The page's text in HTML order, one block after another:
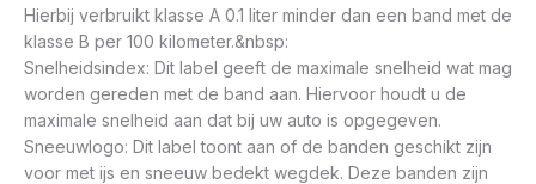
Hierbij verbruikt klasse A 0.1 liter minder dan een band met de
klasse B per 100 kilometer.&nbsp:
Snelheidsindex: Dit label geeft de maximale snelheid wat mag
worden gereden met de band aan. Hiervoor houdt u de
maximale snelheid aan dat bij uw auto is opgegeven.
Sneeuwlogo: Dit label toont aan of de banden geschikt zijn
voor met ijs en sneeuw bedekt wegdek. Deze banden zijn